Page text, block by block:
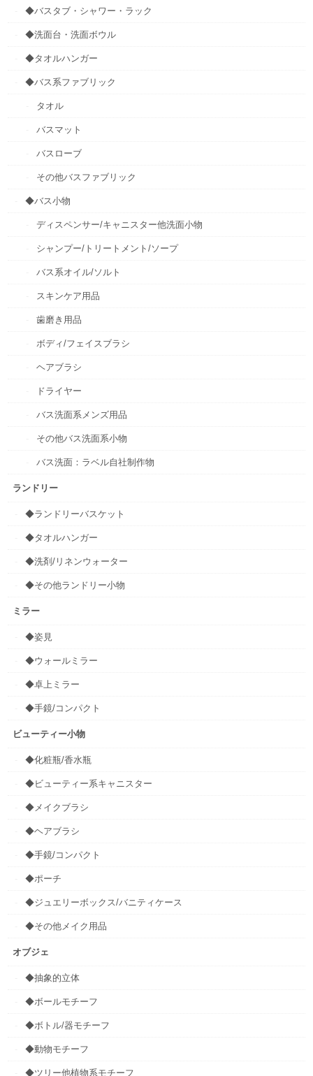
◆バスタブ・シャワー・ラック
◆洗面台・洗面ボウル
◆タオルハンガー
◆バス系ファブリック
タオル
バスマット
バスローブ
その他バスファブリック
◆バス小物
ディスペンサー/キャニスター他洗面小物
シャンプー/トリートメント/ソープ
バス系オイル/ソルト
スキンケア用品
歯磨き用品
ボディ/フェイスブラシ
ヘアブラシ
ドライヤー
バス洗面系メンズ用品
その他バス洗面系小物
バス洗面：ラベル自社制作物
ランドリー
◆ランドリーバスケット
◆タオルハンガー
◆洗剤/リネンウォーター
◆その他ランドリー小物
ミラー
◆姿見
◆ウォールミラー
◆卓上ミラー
◆手鏡/コンパクト
ビューティー小物
◆化粧瓶/香水瓶
◆ビューティー系キャニスター
◆メイクブラシ
◆ヘアブラシ
◆手鏡/コンパクト
◆ポーチ
◆ジュエリーボックス/バニティケース
◆その他メイク用品
オブジェ
◆抽象的立体
◆ボールモチーフ
◆ボトル/器モチーフ
◆動物モチーフ
◆ツリー他植物系モチーフ